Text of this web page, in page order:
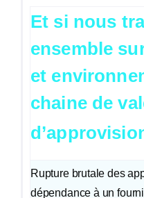
Et si nous
ensemble
et
chaine de
Rupture brutale des
dépendance à un